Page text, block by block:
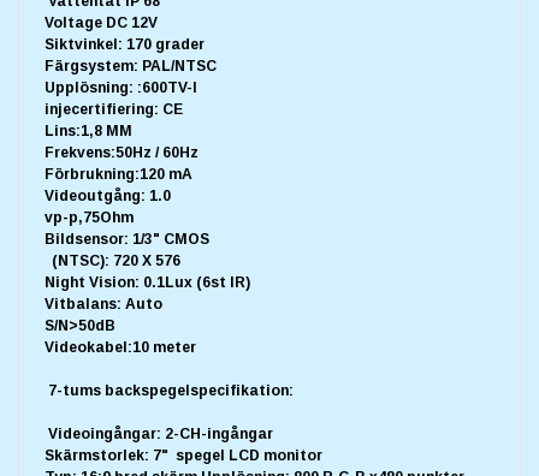
Voltage DC 12V
Siktvinkel: 170 grader
Färgsystem: PAL/NTSC
Upplösning: :600TV-l
injecertifiering: CE
Lins:1,8 MM
Frekvens:50Hz / 60Hz
Förbrukning:120 mA
Videoutgång: 1.0
vp-p,75Ohm
Bildsensor: 1/3" CMOS
(NTSC): 720 X 576
Night Vision: 0.1Lux (6st IR)
Vitbalans: Auto
S/N>50dB
Videokabel:10 meter
7-tums backspegelspecifikation:
Videoingångar: 2-CH-ingångar
Skärmstorlek: 7" spegel LCD monitor